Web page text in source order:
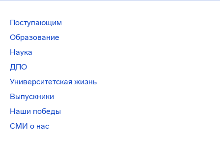
Поступающим
Образование
Наука
ДПО
Университетская жизнь
Выпускники
Наши победы
СМИ о нас